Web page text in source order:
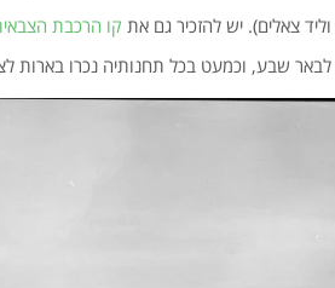
צאלים). יש להזכיר גם את קו הרכבת